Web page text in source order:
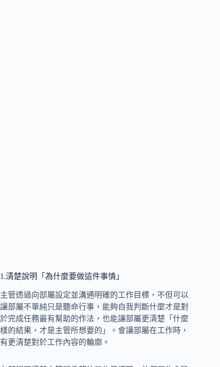
1.清楚說明「為什麼要做這件事情」
主管透過向部屬設定並溝通明確的工作目標，不但可以
讓部屬不單純只是聽命行事，能夠自我判斷什麼才是對
於完成任務最有幫助的作法，也能讓部屬更清楚「什麼
樣的結果，才是主管所想要的」。會讓部屬在工作時，
有更清楚對於工作內容的輪廓。